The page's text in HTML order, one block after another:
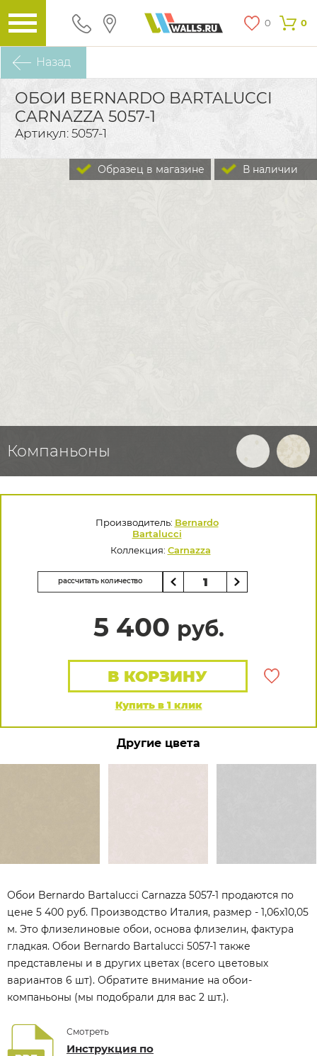
0 0
Назад
ОБОИ BERNARDO BARTALUCCI
CARNAZZA 5057-1
Артикул: 5057-1
В наличии
Образец в магазине
Компаньоны
Производитель: Bernardo
Bartalucci
Коллекция: Carnazza
рассчитать количество
5 400 руб.
Купить в 1 клик
В КОРЗИНУ
Другие цвета
Обои Bernardo Bartalucci Carnazza 5057-1 продаются по
цене 5 400 руб. Производство Италия, размер - 1,06x10,05
м. Это флизелиновые обои, основа флизелин, фактура
гладкая. Обои Bernardo Bartalucci 5057-1 также
представлены и в других цветах (всего цветовых
вариантов 6 шт). Обратите внимание на обои-
компаньоны (мы подобрали для вас 2 шт.).
Смотреть
Инструкция по